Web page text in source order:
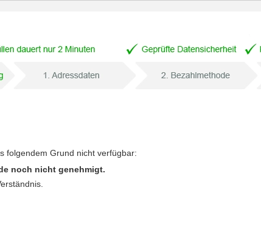
folgendem Grund nicht verfügbar:
noch nicht genehmigt.